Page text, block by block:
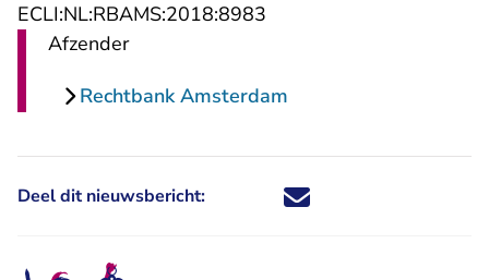
ECLI:NL:RBAMS:2018:8983
Afzender
Rechtbank Amsterdam
Deel dit nieuwsbericht: Deel dit nieuwsbericht via X -
Deel dit nieuwsbericht via
Deel dit nieuwsbericht
Deel dit